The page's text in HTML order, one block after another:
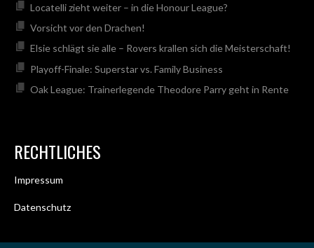
Locatelli zieht weiter – in die Honour League?
Vorsicht vor den Drachen!
Elsie schlägt sie alle – Rovers krallen sich die Meisterschaft!
Playoff-Finale: Superstar vs. Family Business
Oak League: Trainerlegende Theodore Parry geht in Rente
RECHTLICHES
Impressum
Datenschutz